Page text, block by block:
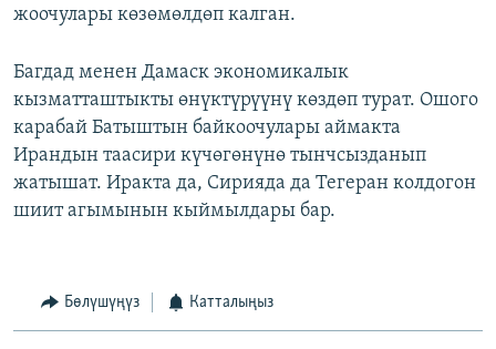
жоочулары көзөмөлдөп калган.
Багдад менен Дамаск экономикалык
кызматташтыкты өнүктүрүүнү көздөп турат. Ошого
карабай Батыштын байкоочулары аймакта
Ирандын таасири күчөгөнүнө тынчсызданып
жатышат. Иракта да, Сирияда да Тегеран колдогон
шиит агымынын кыймылдары бар.
Бөлүшүңүз Катталыңыз